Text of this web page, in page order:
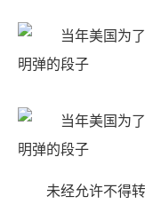
未经允许不得转